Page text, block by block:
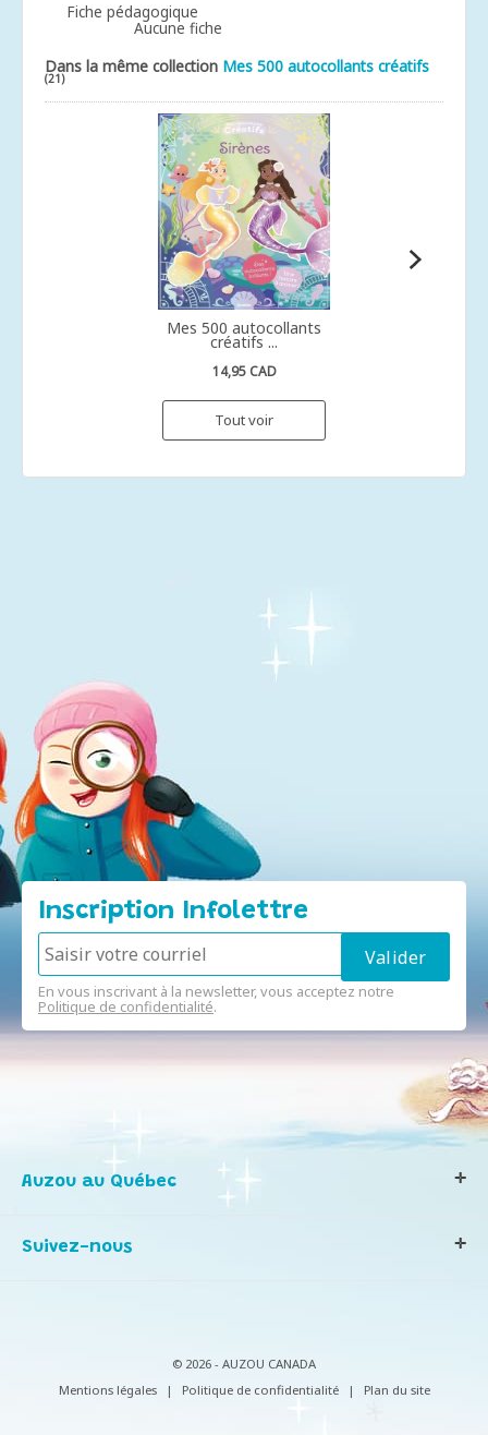
Fiche pédagogique
Aucune fiche
Dans la même collection Mes 500 autocollants créatifs
(21)
Mes 500 autocollants
créatifs ...
14,95 CAD
Tout voir
Inscription Infolettre
En vous inscrivant à la newsletter, vous acceptez notre
Politique de confidentialité.
Auzou au Québec
Notre histoire
Infos consommateurs
Suivez-nous
© 2026 - AUZOU CANADA
Mentions légales
| Politique de confidentialité | Plan du site